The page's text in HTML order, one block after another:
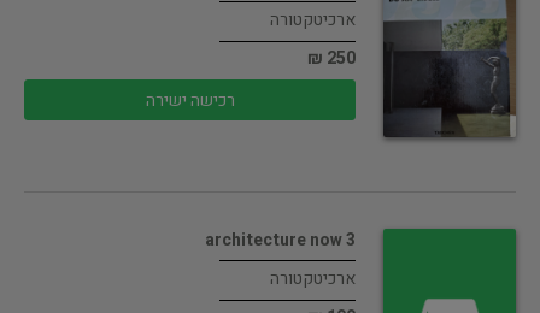
ארכיטקטורה
250 ₪
רכישה ישירה
architecture now 3
ארכיטקטורה